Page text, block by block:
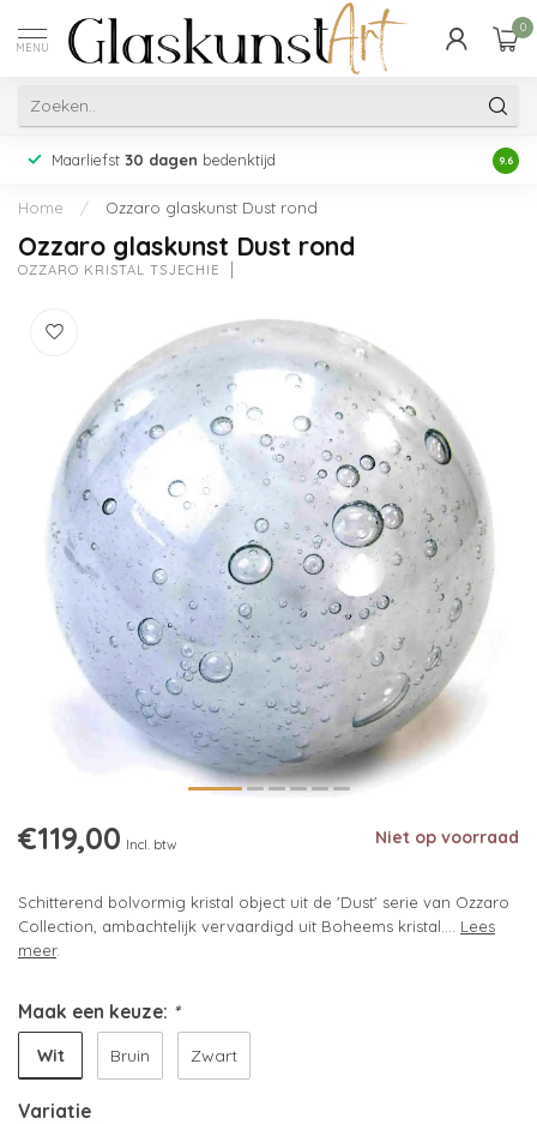
MENU
0
Maarliefst 30 dagen bedenktijd 9.6
Home / Ozzaro glaskunst Dust rond
Ozzaro glaskunst Dust rond
OZZARO KRISTAL TSJECHIË
€119,00 Incl. btw Niet op voorraad
Schitterend bolvormig kristal object uit de 'Dust' serie van Ozzaro
Collection, ambachtelijk vervaardigd uit Boheems kristal.... Lees
meer.
Maak een keuze: *
Wit Bruin Zwart
Variatie